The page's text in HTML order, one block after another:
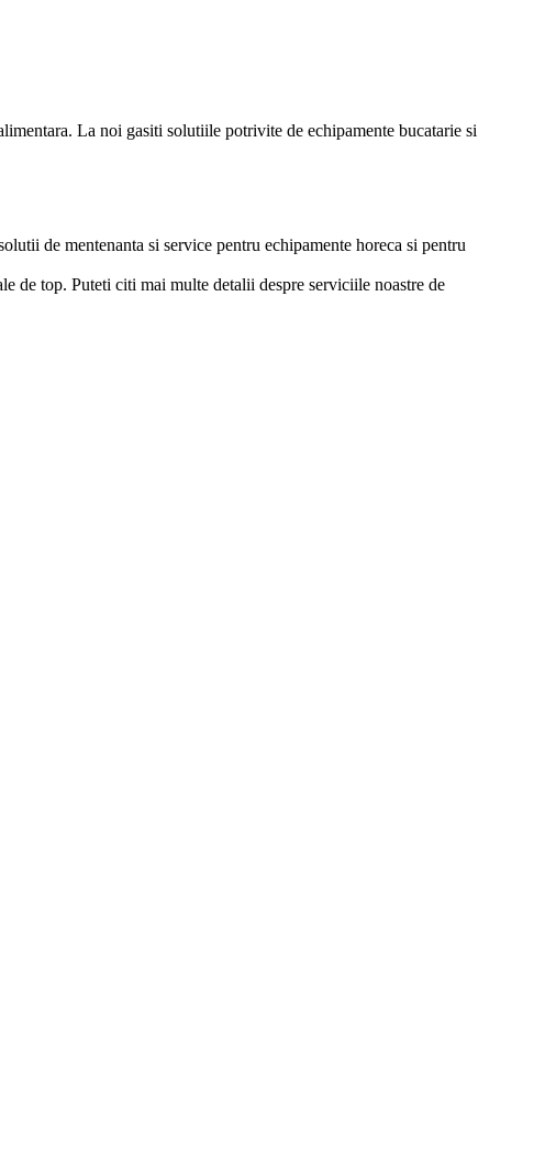
La noi gasiti solutiile potrivite de echipamente bucatarie si
de mentenanta si service pentru echipamente horeca si pentru
de top. Puteti citi mai multe detalii despre serviciile noastre de